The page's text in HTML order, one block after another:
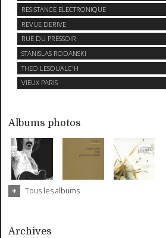
RESISTANCE ELECTRONIQUE
REVUE DERIVE
RUE DU PRESSOIR
STANISLAS RODANSKI
THEO LESOUALC'H
VIEUX PARIS
Albums photos
Tous les albums
Archives